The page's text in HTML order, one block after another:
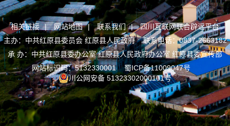
相关链接 | 网站地图 | 联系我们 |
四川互联网联合辟谣平台
主办：中共红原县委员会 红原县人民政府 联系电话：0837-2663182
承 办：中共红原县委办公室 红原县人民政府办公室 红原县委宣传部
网站标识码：5132330001蜀ICP备11009047号
川公网安备 51323302000101号